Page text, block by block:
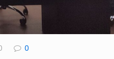
0